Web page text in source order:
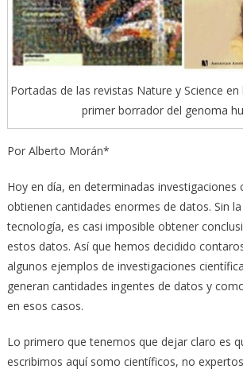
Portadas de las revistas Nature y Science
primer borrador del genoma
Por Alberto Morán*
Hoy en día, en determinadas investigaciones
obtienen cantidades enormes de datos. Sin
tecnología, es casi imposible obtener
estos datos. Así que hemos decidido
algunos ejemplos de investigaciones
generan cantidades ingentes de datos y
en esos casos.
Lo primero que tenemos que dejar claro es
escribimos aquí somo científicos, no